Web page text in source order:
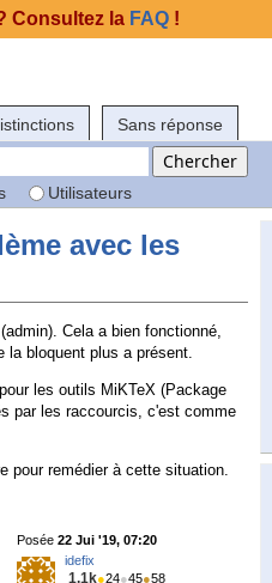
Sans réponse
Utilisateurs
avec les
Cela a bien fonctionné,
la bloquent plus a présent.
les outils MiKTeX (Package
par les raccourcis, c'est comme
pour remédier à cette situation.
Posée 22 Jui '19, 07:20
idefix
1.1k●24●45●58
Consultez la FAQ !